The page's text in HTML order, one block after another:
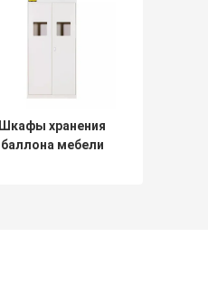
Шкафы хранения
баллона мебели